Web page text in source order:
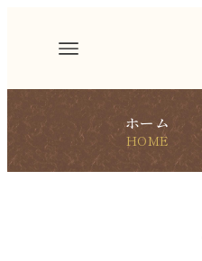
ホーム
HOME